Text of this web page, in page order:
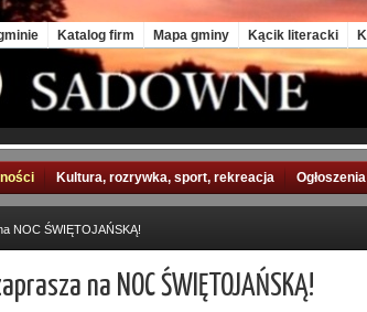
Katalog firm Mapa gminy Kącik literacki
Kultura, rozrywka, sport, rekreacja Ogłoszenia
NOC ŚWIĘTOJAŃSKĄ!
na NOC ŚWIĘTOJAŃSKĄ!